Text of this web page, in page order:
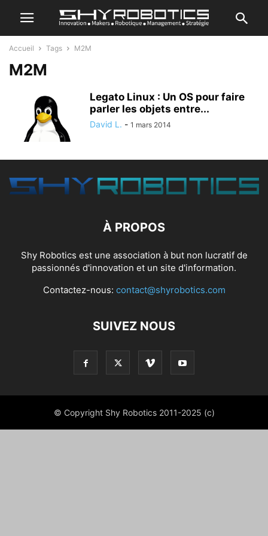
Accueil Tags M2M
M2M
Legato Linux : Un OS pour faire
parler les objets entre...
David L. - 1 mars 2014
À PROPOS
Shy Robotics est une association à but non lucratif de
passionnés d'innovation et un site d'information.
Contactez-nous: contact@shyrobotics.com
SUIVEZ NOUS
© Copyright Shy Robotics 2011-2025 (c)